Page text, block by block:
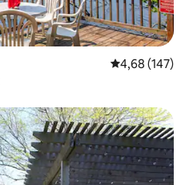
4,68 de uma
4,68 (147)